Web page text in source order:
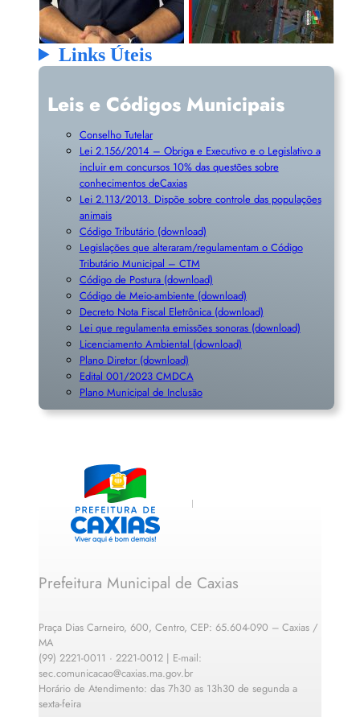
Links Úteis
Leis e Códigos Municipais
Conselho Tutelar
Lei 2.156/2014 – Obriga e Executivo e o Legislativo a
incluir em concursos 10% das questões sobre
conhecimentos deCaxias
Lei 2.113/2013. Dispõe sobre controle das populações
animais
Código Tributário (download)
Legislações que alteraram/regulamentam o Código
Tributário Municipal – CTM
Código de Postura (download)
Código de Meio-ambiente (download)
Decreto Nota Fiscal Eletrônica (download)
Lei que regulamenta emissões sonoras (download)
Licenciamento Ambiental (download)
Plano Diretor (download)
Edital 001/2023 CMDCA
Plano Municipal de Inclusão
Prefeitura Municipal de Caxias
Praça Dias Carneiro, 600, Centro, CEP: 65.604-090 – Caxias /
MA
(99) 2221-0011 · 2221-0012 | E-mail:
sec.comunicacao@caxias.ma.gov.br
Horário de Atendimento: das 7h30 as 13h30 de segunda a
sexta-feira